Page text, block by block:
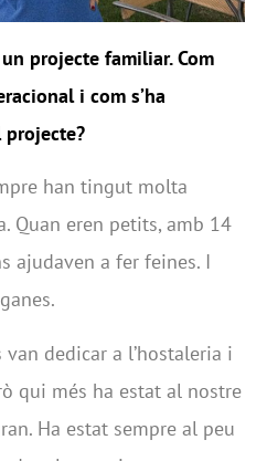
projecte familiar. Com
i com s’ha
projecte?
han tingut molta
Quan eren petits, amb 14
ajudaven a fer feines. I
dedicar a l’hostaleria i
qui més ha estat al nostre
Ha estat sempre al peu